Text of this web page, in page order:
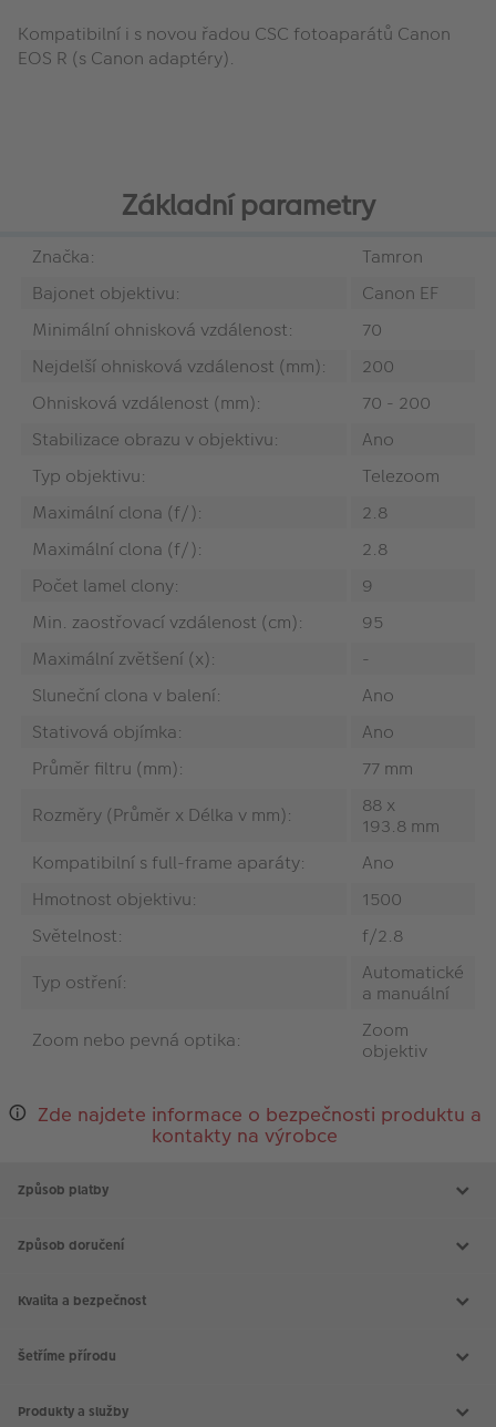
Kompatibilní i s novou řadou CSC fotoaparátů Canon
EOS R (s Canon adaptéry).
Základní parametry
Značka:
Tamron
Bajonet objektivu:
Canon EF
Minimální ohnisková vzdálenost:
70
Nejdelší ohnisková vzdálenost (mm):
200
Ohnisková vzdálenost (mm):
70 - 200
Stabilizace obrazu v objektivu:
Ano
Typ objektivu:
Telezoom
Maximální clona (f/):
2.8
Maximální clona (f/):
2.8
Počet lamel clony:
9
Min. zaostřovací vzdálenost (cm):
95
Maximální zvětšení (x):
-
Sluneční clona v balení:
Ano
Stativová objímka:
Ano
Průměr filtru (mm):
77 mm
Rozměry (Průměr x Délka v mm):
88 x
193.8 mm
Kompatibilní s full-frame aparáty:
Ano
Hmotnost objektivu:
1500
Světelnost:
f/2.8
Typ ostření:
Automatické
a manuální
Zoom nebo pevná optika:
Zoom
objektiv
Zde najdete informace o bezpečnosti produktu a
kontakty na výrobce
Způsob platby
Způsob doručení
Kvalita a bezpečnost
Šetříme přírodu
Produkty a služby